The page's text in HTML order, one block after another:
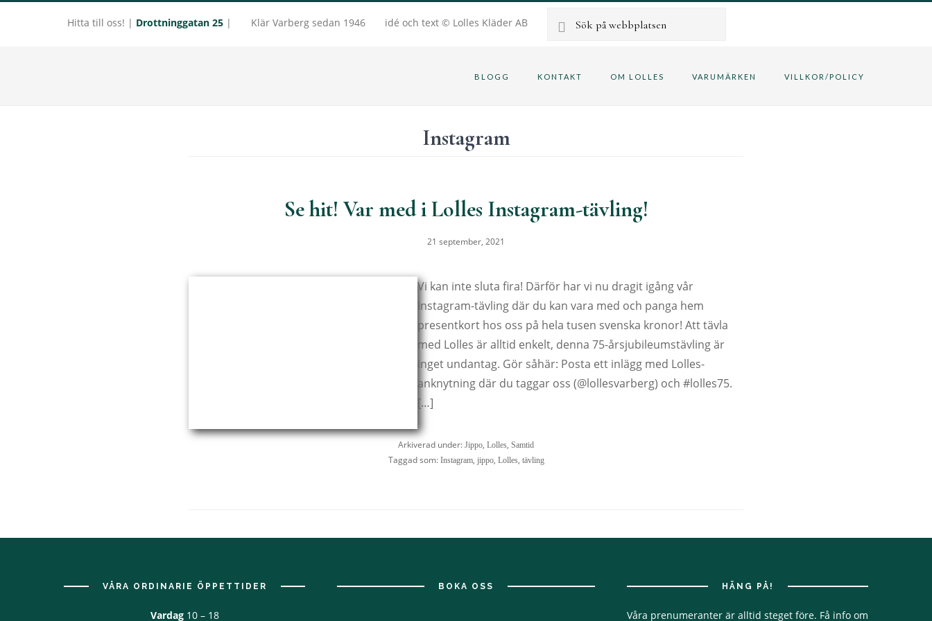
Hitta till oss! | Drottninggatan 25 | Klär Varberg sedan 1946 idé och text © Lolles Kläder AB Sök
webbplatsen
BLOGG KONTAKT OM LOLLES VARUMÄRKEN VILLKOR/POLICY
Instagram
Se hit! Var med i Lolles Instagram-tävling!
21 september, 2021
Vi kan inte sluta fira! Därför har vi nu dragit igång vår
Instagram-tävling där du kan vara med och panga hem
presentkort hos oss på hela tusen svenska kronor! Att tävla
med Lolles är alltid enkelt, denna 75-årsjubileumstävling är
inget undantag. Gör såhär: Posta ett inlägg med Lolles-
anknytning där du taggar oss (@lollesvarberg) och #lolles75.
[…]
Arkiverad under: Jippo, Lolles, Samtid
Taggad som: Instagram, jippo, Lolles, tävling
VÅRA ORDINARIE ÖPPETTIDER
Vardag10 – 18
BOKA OSS HÄNG PÅ!
Våra prenumeranter är alltid steget före. Få info om